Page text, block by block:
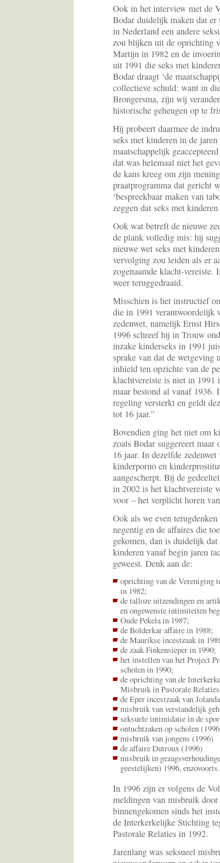
Ook in het interview met de
Bodar duidelijk maken dat
in Nederland een andere
zou blijken uit de oprichting
Martijn in 1982 en de
uit 1991 die seks met
Bodar draagt ‘de
collectieve schuld: want in
Brongersma, zijn wij
historische geheugen op te
Hij probeert daarmee de
seks met kinderen in de
maatschappelijk
dat was helemaal niet het
de kans kreeg om zijn
praatprogramma dat gericht
‘bespreekbaar maken van
zeggen dat seks met
Ook wat betreft de nieuwe
de plank volledig mis: hij
nieuwe wet seks met
vervolging zou leiden als er
zogenaamde klacht-vereiste.
weer teruggedraaid.
Misschien is het instructief
die in 1991 verantwoordelijk
zedenwet, namelijk Ernst
1996 schreef hij in Trouw
inzake kinderseks in 1991
sprake van dat de wetgeving
inhield ten opzichte van de
klachtvereiste is niet in 1991
maar bestond al vanaf 1936.
regeling versterkt en geldt
tot 16 jaar.”
Bovendien ging het niet om
zoals Bodar suggereert
16 jaar. In dezelfde
kinderporno en
aangescherpt. Bij de
in 2002 is het klachtvereiste
voor – het verplicht horen
Ook als we even
negentig en de affaires die
gekomen, dan is duidelijk
kinderen vanaf begin jaren
geweest. Denk aan de:
oprichting van de Vereniging
in 1982;
de talloze uitzendingen en
en ongewenste intimiteiten
Oude Pekela in 1987;
de Bolderkar affaire in 1988;
de Maurikse incestzaak in
de zaak Finkensieper in 1990;
het instellen van het Project
scholen in 1990;
de oprichting van de
Misbruik in Pastorale
de Eper incestzaak van
misbruik van verstandelijk
seksuele intimidatie in de
ontuchtzaken op scholen
misbruik van jongens (1996)
de affaire Dutroux (1996)
misbruik in
geestelijken) 1996, enzovoorts.
In 1996 zijn er volgens de
meldingen van misbruik door
binnengekomen sinds het
de Interkerkelijke Stichting
Pastorale Relaties in 1992.
Jarenlang was seksueel